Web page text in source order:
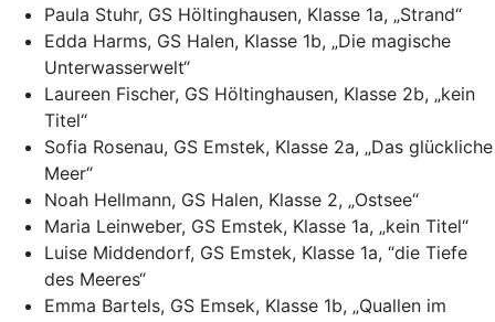
Paula Stuhr, GS Höltinghausen, Klasse 1a, „Strand“
Edda Harms, GS Halen, Klasse 1b, „Die magische
Unterwasserwelt“
Laureen Fischer, GS Höltinghausen, Klasse 2b, „kein
Titel“
Sofia Rosenau, GS Emstek, Klasse 2a, „Das glückliche
Meer“
Noah Hellmann, GS Halen, Klasse 2, „Ostsee“
Maria Leinweber, GS Emstek, Klasse 1a, „kein Titel“
Luise Middendorf, GS Emstek, Klasse 1a, “die Tiefe
des Meeres“
Emma Bartels, GS Emsek, Klasse 1b, „Quallen im